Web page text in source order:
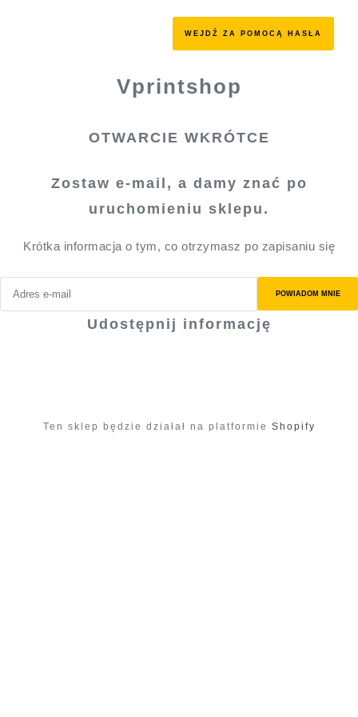
WEJDŹ ZA POMOCĄ HASŁA
Vprintshop
OTWARCIE WKRÓTCE
Zostaw e-mail, a damy znać po
uruchomieniu sklepu.
Krótka informacja o tym, co otrzymasz po zapisaniu się
POWIADOM MNIE
Udostępnij informację
Ten sklep będzie działał na platformie Shopify